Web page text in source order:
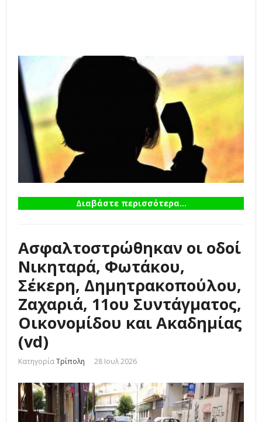
Διαβάστε περισσότερα...
Ασφαλτοστρώθηκαν οι οδοί
Νικηταρά, Φωτάκου,
Σέκερη, Δημητρακοπούλου,
Ζαχαριά, 11ου Συντάγματος,
Οικονομίδου και Ακαδημίας
(vd)
ΚατηγορίαΤρίπολη 28 Ιουλ 2026